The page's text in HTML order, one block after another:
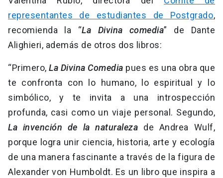
representantes de estudiantes de Postgrado,
recomienda la “La Divina comedia” de Dante
Alighieri, además de otros dos libros:
“Primero, La Divina Comedia pues es una obra que
te confronta con lo humano, lo espiritual y lo
simbólico, y te invita a una introspección
profunda, casi como un viaje personal. Segundo,
La invención de la naturaleza de Andrea Wulf,
porque logra unir ciencia, historia, arte y ecología
de una manera fascinante a través de la figura de
Alexander von Humboldt. Es un libro que inspira a